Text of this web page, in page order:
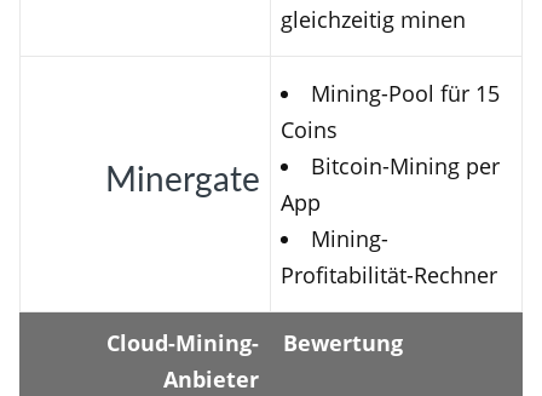
gleichzeitig minen
Minergate
Mining-Pool für 15
Coins
Bitcoin-Mining per
App
Mining-
Profitabilität-Rechner
Cloud-Mining-
Anbieter
Bewertung